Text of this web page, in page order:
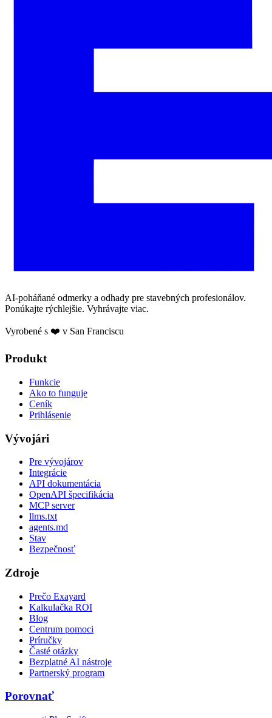
AI-poháňané odmerky a odhady pre stavebných profesionálov.
Ponúkajte rýchlejšie. Vyhrávajte viac.
Vyrobené s ❤️ v San Franciscu
Produkt
Funkcie
Ako to funguje
Ceník
Prihlásenie
Vývojári
Pre vývojárov
Integrácie
API dokumentácia
OpenAPI špecifikácia
MCP server
llms.txt
agents.md
Stav
Bezpečnosť
Zdroje
Prečo Exayard
Kalkulačka ROI
Blog
Centrum pomoci
Príručky
Časté otázky
Bezplatné AI nástroje
Partnerský program
Porovnať